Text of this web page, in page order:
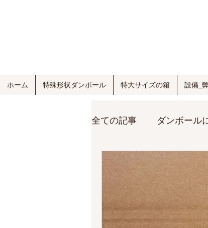
ホーム 特殊形状ダンボール 特大サイズの箱 設備_
全ての記事 ダンボール